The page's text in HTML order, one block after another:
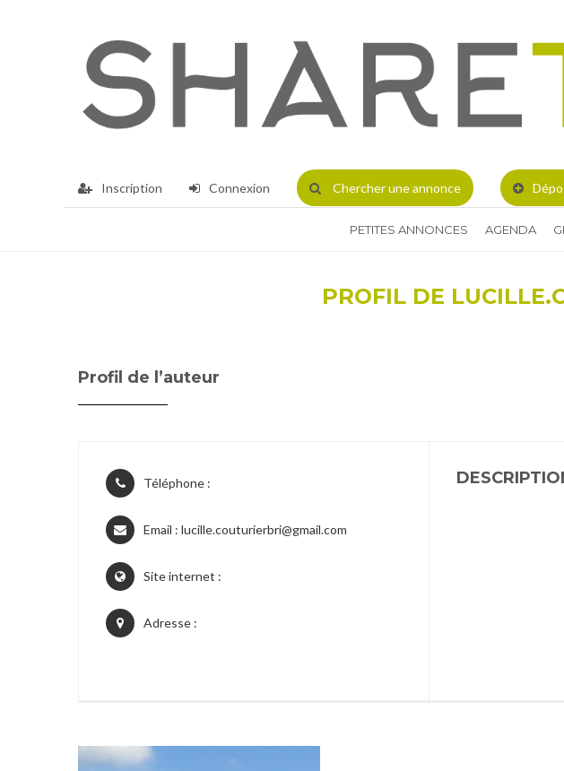
Inscription Connexion Chercherune annonce
PETITES ANNONCES AGENDA
PROFIL DE
Profil de l’auteur
Téléphone :
Email : lucille.couturierbri@gmail.com
Site internet :
Adresse :